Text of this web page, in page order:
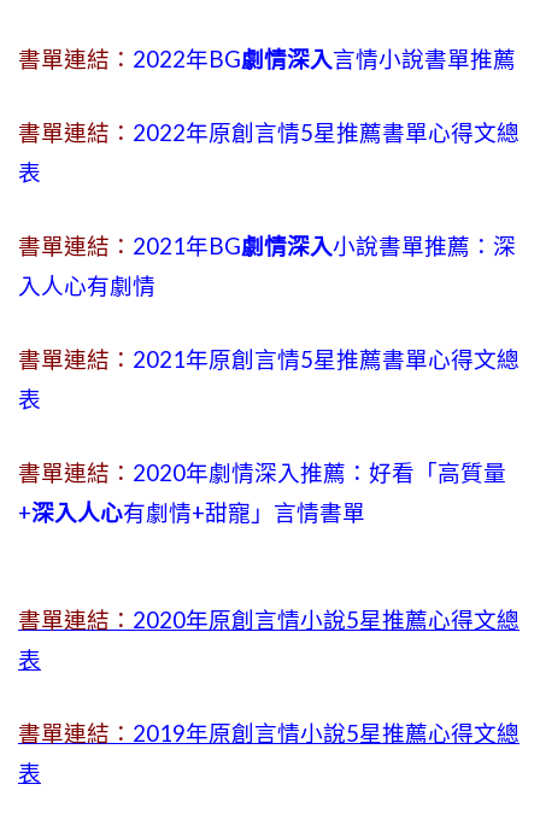
書單連結： 2022年BG劇情深入言情小說書單推薦
書單連結： 2022年原創言情5星推薦書單心得文總
表
書單連結： 2021年BG劇情深入小說書單推薦：深
入人心有劇情
書單連結： 2021年原創言情5星推薦書單心得文總
表
書單連結： 2020年劇情深入推薦：好看「高質量
+深入人心有劇情+甜寵」言情書單
書單連結： 2020年原創言情小說5星推薦心得文總
表
書單連結： 2019年原創言情小說5星推薦心得文總
表